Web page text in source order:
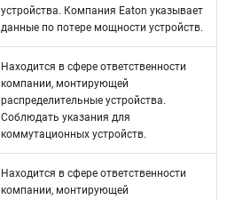
устройства. Компания Eaton указывает
данные по потере мощности устройств.
Находится в сфере ответственности
компании, монтирующей
распределительные устройства.
Соблюдать указания для
коммутационных устройств.
Находится в сфере ответственности
компании, монтирующей